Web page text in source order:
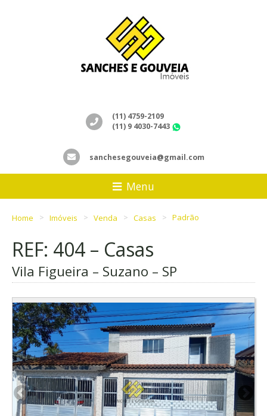
(11) 4759-2109
(11) 9 4030-7443
sanchesegouveia@gmail.com
Menu
Home Imóveis Venda Casas Padrão
REF: 404 – Casas
Vila Figueira – Suzano – SP